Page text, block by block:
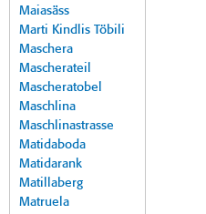
Maiasäss
Marti Kindlis Töbili
Maschera
Mascherateil
Mascheratobel
Maschlina
Maschlinastrasse
Matidaboda
Matidarank
Matillaberg
Matruela